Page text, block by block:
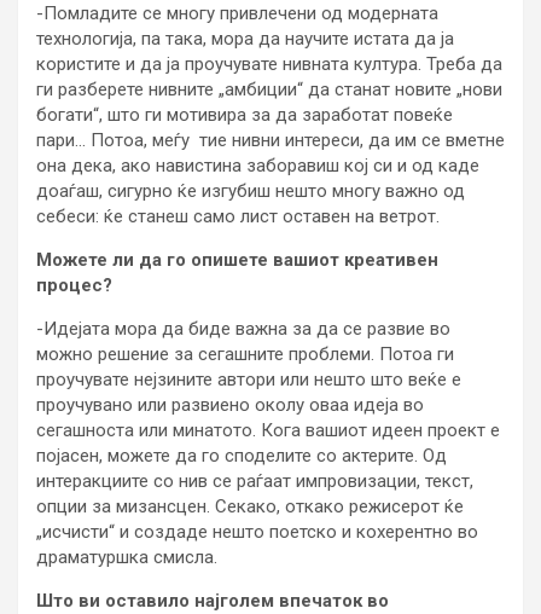
-Помладите се многу привлечени од модерната
технологија, па така, мора да научите истата да ја
користите и да ја проучувате нивната култура. Треба да
ги разберете нивните „амбиции“ да станат новите „нови
богати“, што ги мотивира за да заработат повеќе
пари… Потоа, меѓу тие нивни интереси, да им се вметне
она дека, ако навистина заборавиш кој си и од каде
доаѓаш, сигурно ќе изгубиш нешто многу важно од
себеси: ќе станеш само лист оставен на ветрот.
Можете ли да го опишете вашиот креативен
процес?
-Идејата мора да биде важна за да се развие во
можно решение за сегашните проблеми. Потоа ги
проучувате нејзините автори или нешто што веќе е
проучувано или развиено околу оваа идеја во
сегашноста или минатото. Кога вашиот идеен проект е
појасен, можете да го споделите со актерите. Од
интеракциите со нив се раѓаат импровизации, текст,
опции за мизансцен. Секако, откако режисерот ќе
„исчисти“ и создаде нешто поетско и кохерентно во
драматуршка смисла.
Што ви оставило најголем впечаток во